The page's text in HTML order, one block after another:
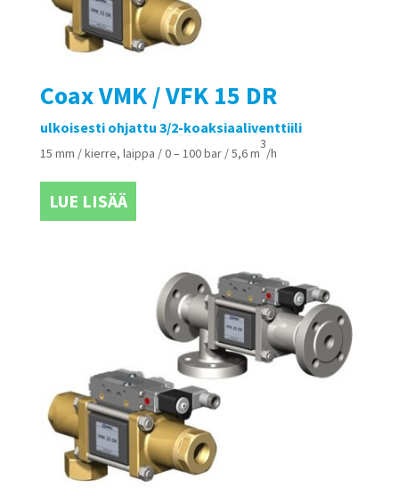
Coax VMK / VFK 15 DR
ulkoisesti ohjattu 3/2-koaksiaaliventtiili
15 mm / kierre, laippa / 0 – 100 bar / 5,6 m
3
/h
LUE LISÄÄ